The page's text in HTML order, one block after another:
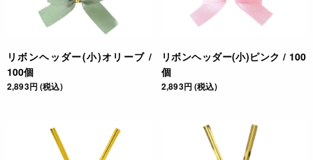
リボンヘッダー(小)オリーブ /
100個
2,893円 (税込)
リボンヘッダー(小)ピンク / 100
個
2,893円 (税込)